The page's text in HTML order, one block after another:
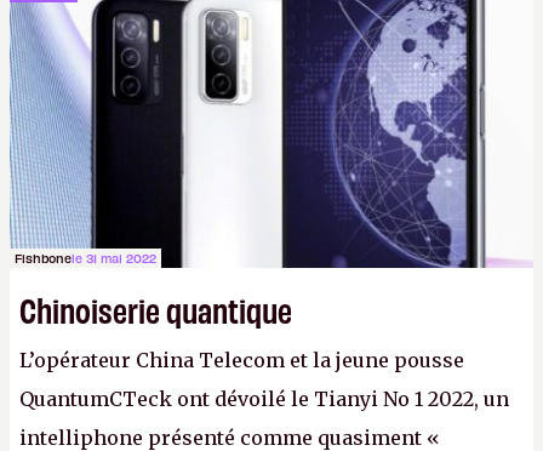
prétendre réussir le célèbre test de Turing. (Crédit
photo : Pexels - Arthur Brognoli)
Fishbonele 31 mai 2022
Chinoiserie quantique
L’opérateur China Telecom et la jeune pousse
QuantumCTeck ont dévoilé le Tianyi No 1 2022, un
intelliphone présenté comme quasiment «